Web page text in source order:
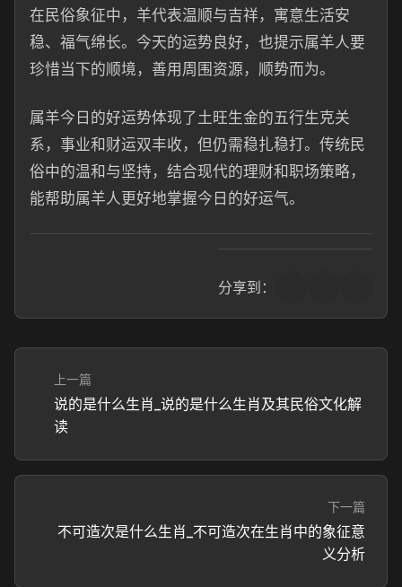
在民俗象征中，羊代表温顺与吉祥，寓意生活安
稳、福气绵长。今天的运势良好，也提示属羊人要
珍惜当下的顺境，善用周围资源，顺势而为。
属羊今日的好运势体现了土旺生金的五行生克关
系，事业和财运双丰收，但仍需稳扎稳打。传统民
俗中的温和与坚持，结合现代的理财和职场策略，
能帮助属羊人更好地掌握今日的好运气。
分享到：
上一篇
说的是什么生肖_说的是什么生肖及其民俗文化解
读
下一篇
不可造次是什么生肖_不可造次在生肖中的象征意
义分析